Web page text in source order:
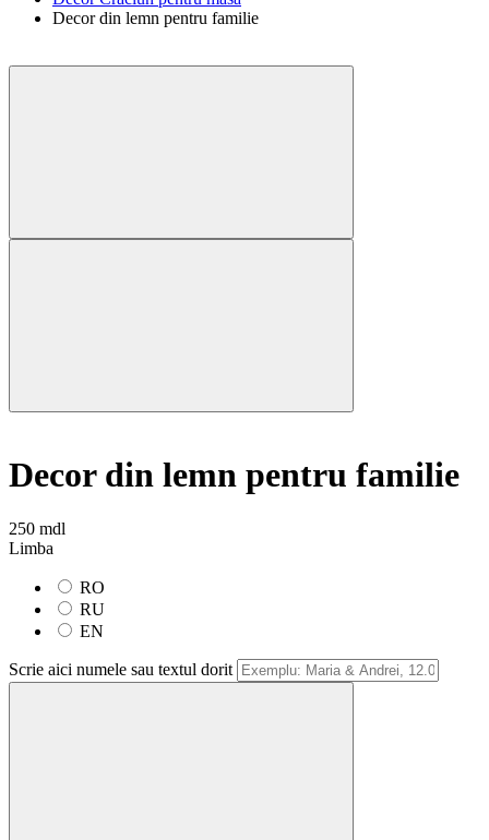
Decor din lemn pentru familie
Decor din lemn pentru familie
250 mdl
Limba
RO
RU
EN
Scrie aici numele sau textul dorit